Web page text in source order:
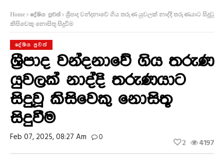
Home දේශිය පුවත්
ශ්‍රීපාද වන්දනාවේ ගිය තරුණ යුවලක් නාද්දි තරුණයාට සිදුවූ
කිසිවෙකු නොසිතූ සිදුවීම
දේශිය පුවත්
ශ්‍රීපාද වන්දනාවේ ගිය තරුණ
යුවලක් නාද්දි තරුණයාට
සිදුවූ කිසිවෙකු නොසිතූ
සිදුවීම
Feb 07, 2025, 08:27 Am 0 4197
2